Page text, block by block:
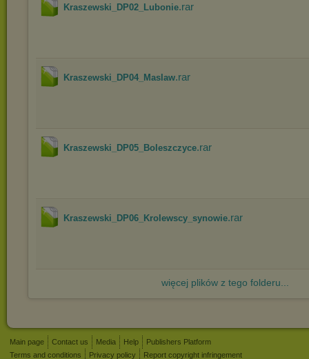
Kraszewski_DP02_Lubonie.rar
Kraszewski_DP04_Maslaw.rar
Kraszewski_DP05_Boleszczyce.rar
Kraszewski_DP06_Krolewscy_synowie.rar
więcej plików z tego folderu...
Main page Contact us Media Help
Publishers Platform
Terms and conditions
Privacy policy Report copyright infringement